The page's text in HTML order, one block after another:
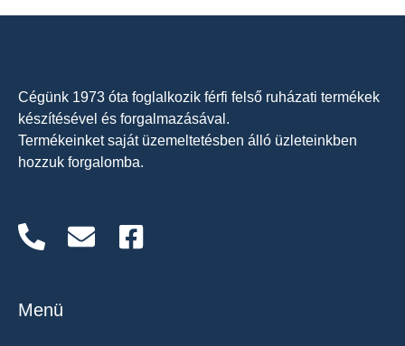
Cégünk 1973 óta foglalkozik férfi felső ruházati termékek
készítésével és forgalmazásával.
Termékeinket saját üzemeltetésben álló üzleteinkben
hozzuk forgalomba.
Menü